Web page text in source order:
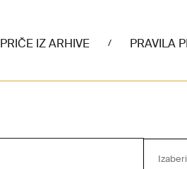
PRIČE IZ ARHIVE / PRAVILA